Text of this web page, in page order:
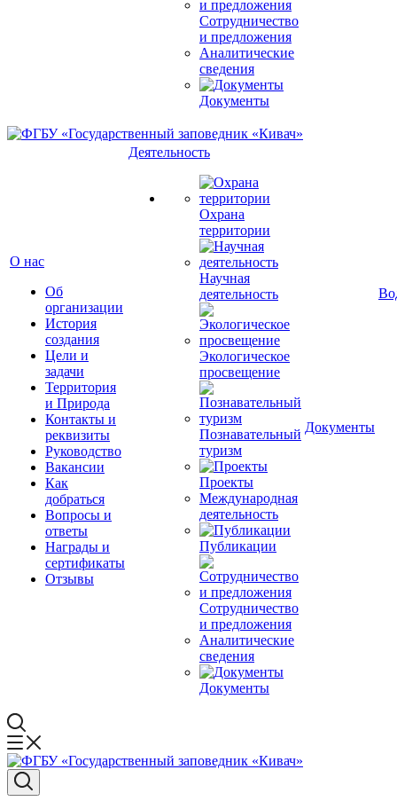
Сотрудничество
и предложения
Аналитические
сведения
Документы
О нас
Об
организации
История
создания
Цели и
задачи
Территория
и Природа
Контакты и
реквизиты
Руководство
Вакансии
Как
добраться
Вопросы и
ответы
Награды и
сертификаты
Отзывы
Деятельность
Охрана
территории
Научная
деятельность
Экологическое
просвещение
Познавательный
туризм
Проекты
Международная
деятельность
Публикации
Сотрудничество
и предложения
Аналитические
сведения
Документы
Документы